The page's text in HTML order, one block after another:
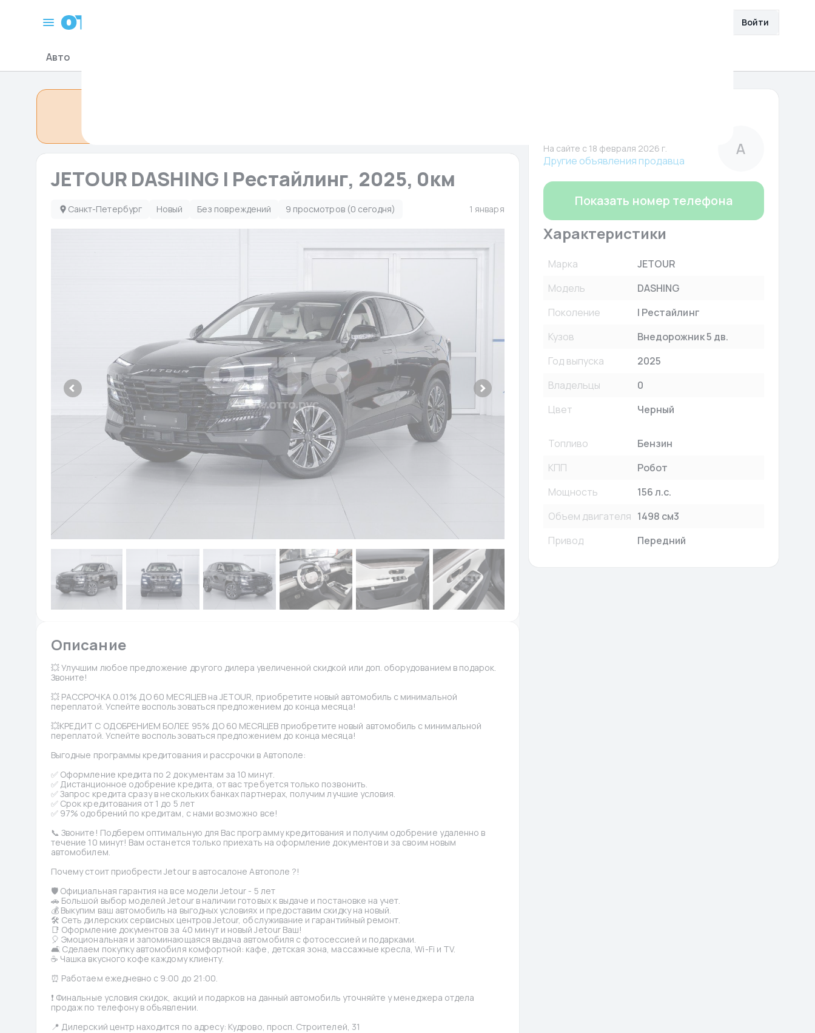
Войти
Авто
JETOUR DASHING I Рестайлинг, 2025, 0км
Санкт-Петербург Новый Без повреждений 9 просмотров (0 сегодня) 1 января
Описание
💥 Улучшим любое предложение другого дилера увеличенной скидкой или доп. оборудованием в подарок.
Звоните!
💥 РАССРОЧКА 0.01% ДО 60 МЕСЯЦЕВ на JETOUR, приобретите новый автомобиль с минимальной
переплатой. Успейте воспользоваться предложением до конца месяца!
💥КРЕДИТ С ОДОБРЕНИЕМ БОЛЕЕ 95% ДО 60 МЕСЯЦЕВ приобретите новый автомобиль с минимальной
переплатой. Успейте воспользоваться предложением до конца месяца!
Выгодные программы кредитования и рассрочки в Автополе:
✅ Оформление кредита по 2 документам за 10 минут.
✅ Дистанционное одобрение кредита, от вас требуется только позвонить.
✅ Запрос кредита сразу в нескольких банках партнерах, получим лучшие условия.
✅ Срок кредитования от 1 до 5 лет
✅ 97% одобрений по кредитам, с нами возможно все!
📞 Звоните! Подберем оптимальную для Вас программу кредитования и получим одобрение удаленно в
течение 10 минут! Вам останется только приехать на оформление документов и за своим новым
автомобилем.
Почему стоит приобрести Jetour в автосалоне Автополе ?!
🛡 Официальная гарантия на все модели Jetour - 5 лет
🚗 Большой выбор моделей Jetour в наличии готовых к выдаче и постановке на учет.
💰 Выкупим ваш автомобиль на выгодных условиях и предоставим скидку на новый.
🛠 Сеть дилерских сервисных центров Jetour, обслуживание и гарантийный ремонт.
📑 Оформление документов за 40 минут и новый Jetour Ваш!
🎈 Эмоциональная и запоминающаяся выдача автомобиля с фотосессией и подарками.
🛋 Сделаем покупку автомобиля комфортной: кафе, детская зона, массажные кресла, Wi-Fi и TV.
☕️ Чашка вкусного кофе каждому клиенту.
⏰ Работаем ежедневно с 9:00 до 21:00.
❗️ Финальные условия скидок, акций и подарков на данный автомобиль уточняйте у менеджера отдела
продаж по телефону в объявлении.
📍 Дилерский центр находится по адресу: Кудрово, просп. Строителей, 31
На сайте c 18 февраля 2026 г.
Другие объявления продавца
А
Показать номер телефона
Характеристики
Марка
JETOUR
Модель
DASHING
Поколение
I Рестайлинг
Кузов
Внедорожник 5 дв.
Год выпуска
2025
Владельцы
0
Цвет
Черный
Топливо
Бензин
КПП
Робот
Мощность
156 л.с.
Объем двигателя 1498 см3
Привод
Передний